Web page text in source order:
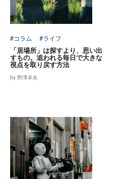
#コラム #ライフ
「居場所」は探すより、思い出
すもの。追われる毎日で大きな
視点を取り戻す方法
by 野澤卓央